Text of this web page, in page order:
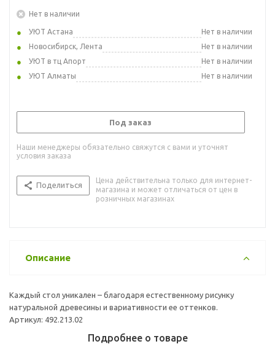
Нет в наличии
УЮТ Астана
Нет в наличии
Новосибирск, Лента
Нет в наличии
УЮТ в тц Апорт
Нет в наличии
УЮТ Алматы
Нет в наличии
Под заказ
Наши менеджеры обязательно свяжутся с вами и уточнят
условия заказа
Поделиться
Цена действительна только для интернет-
магазина и может отличаться от цен в
розничных магазинах
Описание
Каждый стол уникален – благодаря естественному рисунку
натуральной древесины и вариативности ее оттенков.
Артикул: 492.213.02
Подробнее о товаре